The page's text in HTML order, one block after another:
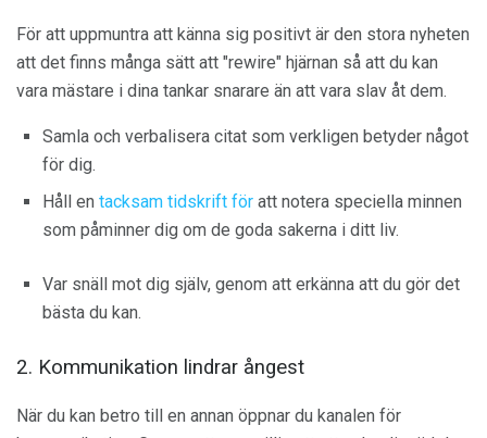
För att uppmuntra att känna sig positivt är den stora nyheten
att det finns många sätt att "rewire" hjärnan så att du kan
vara mästare i dina tankar snarare än att vara slav åt dem.
Samla och verbalisera citat som verkligen betyder något
för dig.
Håll en tacksam tidskrift för att notera speciella minnen
som påminner dig om de goda sakerna i ditt liv.
Var snäll mot dig själv, genom att erkänna att du gör det
bästa du kan.
2. Kommunikation lindrar ångest
När du kan betro till en annan öppnar du kanalen för